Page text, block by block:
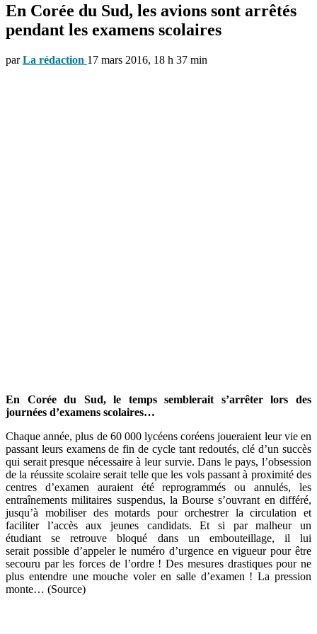
En Corée du Sud, les avions sont arrêtés
pendant les examens scolaires
par La rédaction 17 mars 2016, 18 h 37 min
En Corée du Sud, le temps semblerait s’arrêter lors des
journées d’examens scolaires…
Chaque année, plus de 60 000 lycéens coréens joueraient leur vie en
passant leurs examens de fin de cycle tant redoutés, clé d’un succès
qui serait presque nécessaire à leur survie. Dans le pays, l’obsession
de la réussite scolaire serait telle que les vols passant à proximité des
centres d’examen auraient été reprogrammés ou annulés, les
entraînements militaires suspendus, la Bourse s’ouvrant en différé,
jusqu’à mobiliser des motards pour orchestrer la circulation et
faciliter l’accès aux jeunes candidats. Et si par malheur un
étudiant se retrouve bloqué dans un embouteillage, il lui
serait possible d’appeler le numéro d’urgence en vigueur pour être
secouru par les forces de l’ordre ! Des mesures drastiques pour ne
plus entendre une mouche voler en salle d’examen ! La pression
monte… (Source)